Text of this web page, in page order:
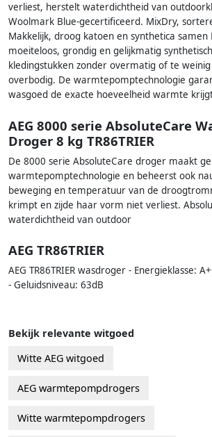
verliest, herstelt waterdichtheid van
Woolmark Blue-gecertificeerd. MixDry,
Makkelijk, droog katoen en synthetica
moeiteloos, grondig en gelijkmatig
kledingstukken zonder overmatig of te
overbodig. De warmtepomptechnologie
wasgoed de exacte hoeveelheid warmte
AEG 8000 serie AbsoluteCare
Droger 8 kg TR86TRIER
De 8000 serie AbsoluteCare droger maakt
warmtepomptechnologie en beheerst ook
beweging en temperatuur van de
krimpt en zijde haar vorm niet verliest.
waterdichtheid van outdoor
AEG TR86TRIER
AEG TR86TRIER wasdroger - Energieklasse:
- Geluidsniveau: 63dB
Bekijk relevante witgoed
Witte AEG witgoed
AEG warmtepompdrogers
Witte warmtepompdrogers